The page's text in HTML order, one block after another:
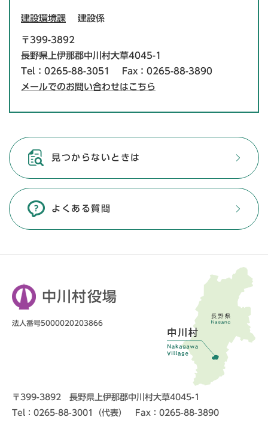
建設環境課 建設係
〒399-3892
長野県上伊那郡中川村大草4045-1
Tel：0265-88-3051
Fax：0265-88-3890
メールでのお問い合わせはこちら
見つからないときは
よくある質問
中川村役場
法人番号5000020203866
〒399-3892 長野県上伊那郡中川村大草4045-1
Tel：0265-88-3001（代表） Fax：0265-88-3890